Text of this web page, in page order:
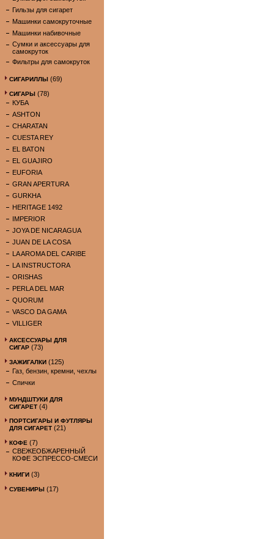
Гильзы для сигарет
Машинки самокруточные
Машинки набивочные
Сумки и аксессуары для
самокруток
Фильтры для самокруток
СИГАРИЛЛЫ (69)
СИГАРЫ (78)
КУБА
ASHTON
CHARATAN
CUESTA REY
EL BATON
EL GUAJIRO
EUFORIA
GRAN APERTURA
GURKHA
HERITAGE 1492
IMPERIOR
JOYA DE NICARAGUA
JUAN DE LA COSA
LA AROMA DEL CARIBE
LA INSTRUCTORA
ORISHAS
PERLA DEL MAR
QUORUM
VASCO DA GAMA
VILLIGER
АКСЕССУАРЫ ДЛЯ
СИГАР (73)
ЗАЖИГАЛКИ (125)
Газ, бензин, кремни, чехлы
Спички
МУНДШТУКИ ДЛЯ
СИГАРЕТ (4)
ПОРТСИГАРЫ И ФУТЛЯРЫ
ДЛЯ СИГАРЕТ (21)
КОФЕ (7)
СВЕЖЕОБЖАРЕННЫЙ
КОФЕ ЭСПРЕССО-СМЕСИ
КНИГИ (3)
СУВЕНИРЫ (17)